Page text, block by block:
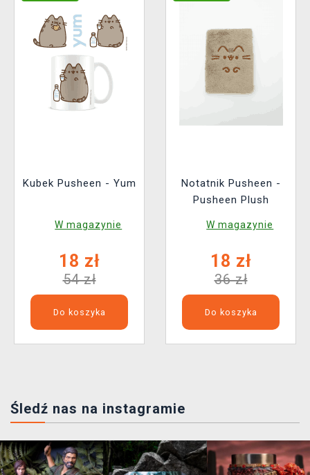
Kubek Pusheen - Yum
W magazynie
18 zł
54 zł
Do koszyka
Notatnik Pusheen -
Pusheen Plush
W magazynie
18 zł
36 zł
Do koszyka
Śledź nas na instagramie